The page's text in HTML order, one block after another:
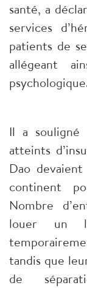
santé, a
services
patients de
allégeant
Il a souligné
atteints
Dao
continent
Nombre
louer un
tandis que
de